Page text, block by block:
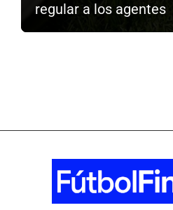
regular a los agentes